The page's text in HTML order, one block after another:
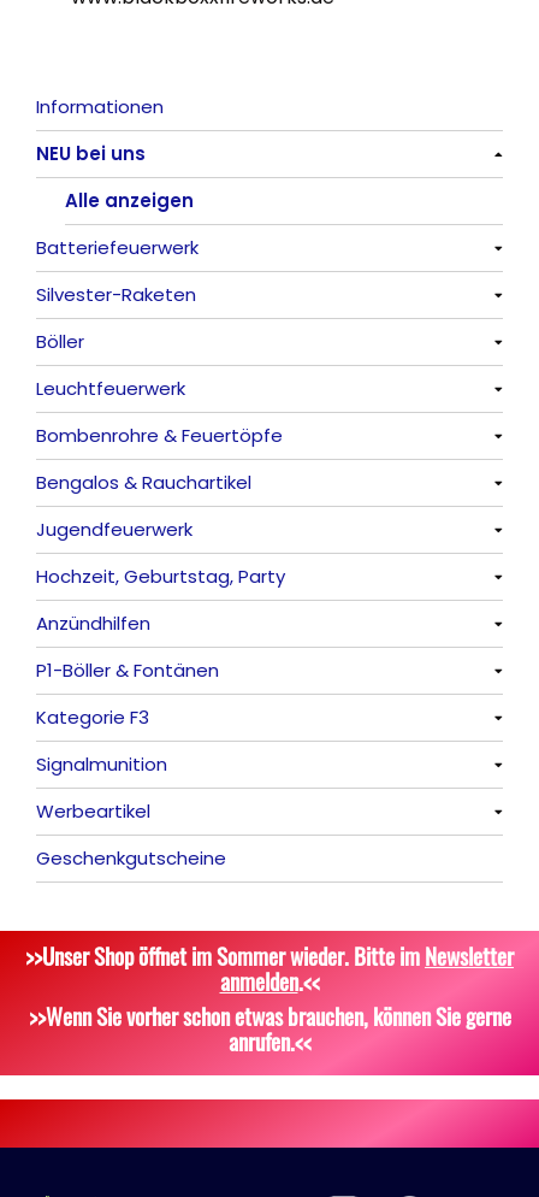
Informationen
NEU bei uns
Alle anzeigen
Batteriefeuerwerk
Alle anzeigen
Silvester-Raketen
Alle anzeigen
Böller
Alle anzeigen
China-Böller
Knaller / Kanonenschläge
Reibkopfknaller
Frösche, Pfeiffer
Leuchtfeuerwerk
Alle anzeigen
Vulkane
Fontänen
Sonnen
Feuervögel
Römische Lichter
Bombenrohre & Feuertöpfe
Alle anzeigen
Mit Rumms
Bezaubernde Effekte
Bengalos & Rauchartikel
Alle anzeigen
Bengalos
Rauchartikel
Jugendfeuerwerk
Alle anzeigen
Hochzeit, Geburtstag, Party
Alle anzeigen
Feuerschriften
Indoor-Fontänen
Herz- und Konfetti-Shooter
Wunderkerzen, Fackeln
Tischfeuerwerk
Dekoration, Knicklichter
Anzündhilfen
Alle anzeigen
P1-Böller & Fontänen
Alle anzeigen
Kategorie F3
Alle anzeigen
Signalmunition
Alle anzeigen
Platzpatronen
Zubehör
Werbeartikel
Alle anzeigen
Attrappen
Geschenkgutscheine
>>Unser Shop öffnet im Sommer wieder. Bitte imNewsletter
anmelden.<<
>>Wenn Sie vorher schon etwas brauchen, können Sie gerne
anrufen.<<